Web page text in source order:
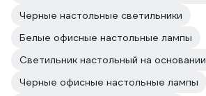
Черные настольные светильники
Белые офисные настольные лампы
Светильник настольный на основании
Черные офисные настольные лампы